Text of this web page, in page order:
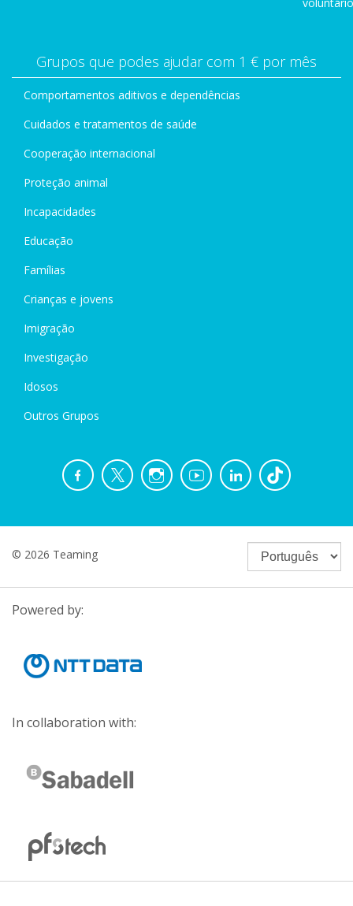
Grupos que podes ajudar com 1 € por mês
Comportamentos aditivos e dependências
Cuidados e tratamentos de saúde
Cooperação internacional
Proteção animal
Incapacidades
Educação
Famílias
Crianças e jovens
Imigração
Investigação
Idosos
Outros Grupos
© 2026 Teaming
Powered by:
In collaboration with: